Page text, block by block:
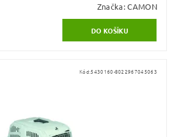
Značka:CAMON
Kód:5430160-8022967045063